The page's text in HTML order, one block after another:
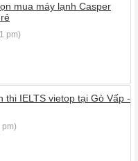
mua máy lạnh Casper
pm)
thi IELTS vietop tại Gò Vấp -